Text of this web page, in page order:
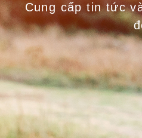
Cung cấp tin tức